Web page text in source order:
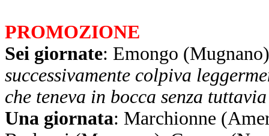
PROMOZIONE
Sei giornate: Emongo
successivamente colpiva
che teneva in bocca senza
Una giornata: Marchionne